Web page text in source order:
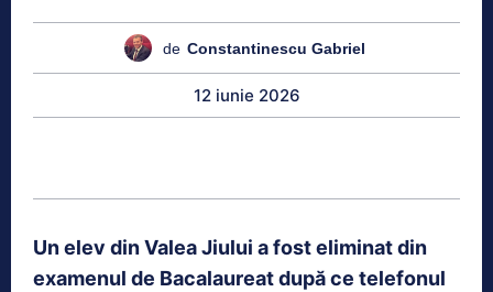
de Constantinescu Gabriel
12 iunie 2026
Un elev din Valea Jiului a fost eliminat din
examenul de Bacalaureat după ce telefonul